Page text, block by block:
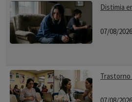
Distimia
07/08/2026